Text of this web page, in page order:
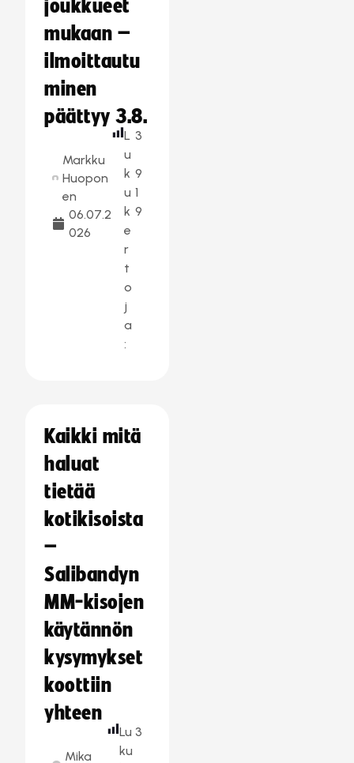
joukkueet
mukaan –
ilmoittautu
minen
päättyy 3.8.
Markku
Huopon
en
06.07.2
026
L
u
k
u
k
e
r
t
o
j
a
:
3
9
1
9
Kaikki mitä
haluat
tietää
kotikisoista
–
Salibandyn
MM-kisojen
käytännön
kysymykset
koottiin
yhteen
Mika
Lu
ku
3